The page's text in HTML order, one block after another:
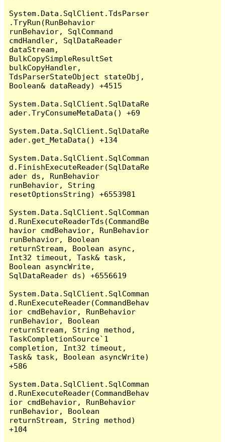
System.Data.SqlClient.TdsParser
.TryRun(RunBehavior
runBehavior, SqlCommand
cmdHandler, SqlDataReader
dataStream,
BulkCopySimpleResultSet
bulkCopyHandler,
TdsParserStateObject stateObj,
Boolean& dataReady) +4515
System.Data.SqlClient.SqlDataRe
ader.TryConsumeMetaData() +69
System.Data.SqlClient.SqlDataRe
ader.get_MetaData() +134
System.Data.SqlClient.SqlComman
d.FinishExecuteReader(SqlDataRe
ader ds, RunBehavior
runBehavior, String
resetOptionsString) +6553981
System.Data.SqlClient.SqlComman
d.RunExecuteReaderTds(CommandBe
havior cmdBehavior, RunBehavior
runBehavior, Boolean
returnStream, Boolean async,
Int32 timeout, Task& task,
Boolean asyncWrite,
SqlDataReader ds) +6556619
System.Data.SqlClient.SqlComman
d.RunExecuteReader(CommandBehav
ior cmdBehavior, RunBehavior
runBehavior, Boolean
returnStream, String method,
TaskCompletionSource`1
completion, Int32 timeout,
Task& task, Boolean asyncWrite)
+586
System.Data.SqlClient.SqlComman
d.RunExecuteReader(CommandBehav
ior cmdBehavior, RunBehavior
runBehavior, Boolean
returnStream, String method)
+104